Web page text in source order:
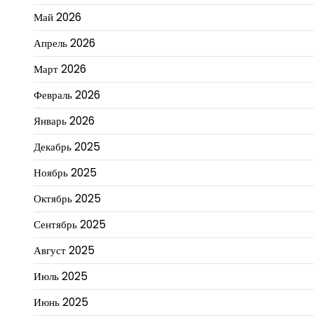
Май 2026
Апрель 2026
Март 2026
Февраль 2026
Январь 2026
Декабрь 2025
Ноябрь 2025
Октябрь 2025
Сентябрь 2025
Август 2025
Июль 2025
Июнь 2025